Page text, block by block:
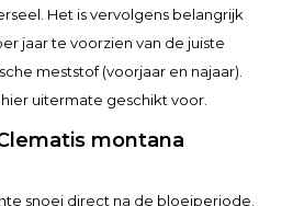
Het is vervolgens belangrijk
jaar te voorzien van de juiste
meststof (voorjaar en najaar).
uitermate geschikt voor.
montana
snoei direct na de bloeiperiode.